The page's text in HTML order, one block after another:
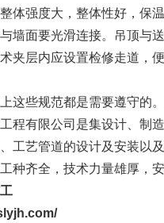
体强度大，整体性好，保
墙面要光滑连接。吊顶与
夹层内应设置检修走道，
些规范都是需要遵守的
程有限公司是集设计、
工艺管道的设计及安装以
齐全，技术力量雄厚，安